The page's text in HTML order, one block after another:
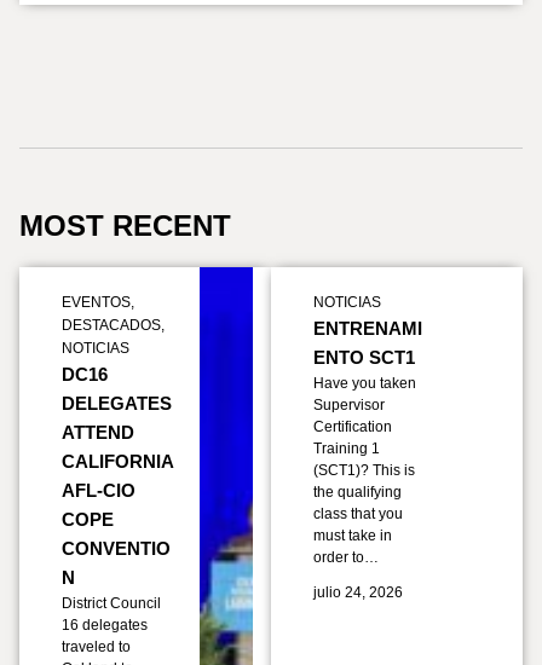
MOST RECENT
EVENTOS,
DESTACADOS,
NOTICIAS
DC16
DELEGATES
ATTEND
CALIFORNIA
AFL-CIO
COPE
CONVENTIO
N
District Council
16 delegates
traveled to
NOTICIAS
ENTRENAMI
ENTO SCT1
Have you taken
Supervisor
Certification
Training 1
(SCT1)? This is
the qualifying
class that you
must take in
order to…
julio 24, 2026